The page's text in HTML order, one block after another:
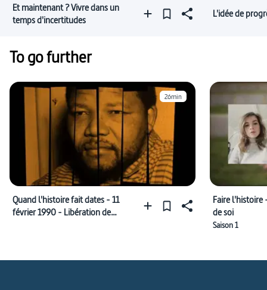
Et maintenant ? Vivre dans un
temps d'incertitudes
L'idée de
To go further
26min
Quand l'histoire fait dates - 11
février 1990 - Libération de
Faire l'histoire
de soi
Saison 1